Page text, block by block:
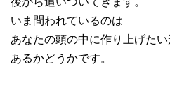
いま問われているのは
あなたの頭の中に作り上げた
あるかどうかです。